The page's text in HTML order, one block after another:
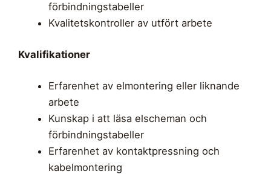
förbindningstabeller
Kvalitetskontroller av utfört arbete
Kvalifikationer
Erfarenhet av elmontering eller liknande
arbete
Kunskap i att läsa elscheman och
förbindningstabeller
Erfarenhet av kontaktpressning och
kabelmontering